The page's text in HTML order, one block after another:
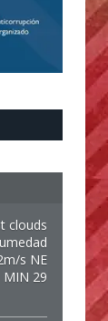
clouds
s NE
MIN 29